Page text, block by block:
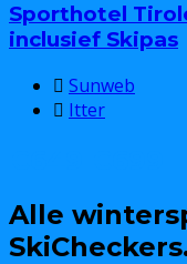
Sporthotel
inclusief Skipas
Sunweb
Itter
Alle